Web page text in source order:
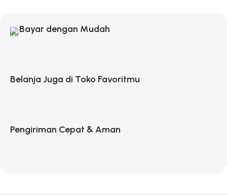
Bayar dengan Mudah
Belanja Juga di Toko Favoritmu
Pengiriman Cepat & Aman